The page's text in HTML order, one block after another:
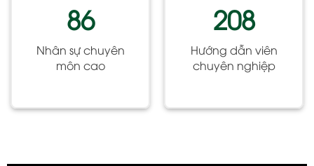
86
Nhân sự chuyên
môn cao
208
Hướng dẫn viên
chuyên nghiệp